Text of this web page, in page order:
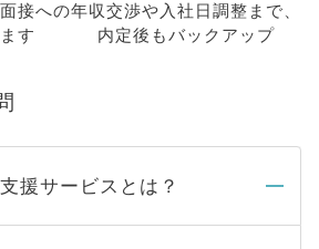
面接への
す
年収交渉や入社日調整まで、
内定後もバックアップ
援サービスとは？